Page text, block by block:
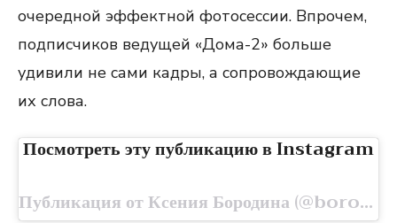
очередной эффектной фотосессии. Впрочем,
подписчиков ведущей «Дома-2» больше
удивили не сами кадры, а сопровождающие
их слова.
Посмотреть эту публикацию в Instagram
Публикация от Ксения Бородина (@borodylia)